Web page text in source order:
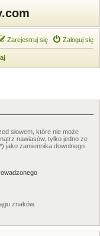
Zaloguj się
Zarejestruj się
słowem, które nie może
nawiasów, tylko jedno ze
jako zamiennika dowolnego
znaków.